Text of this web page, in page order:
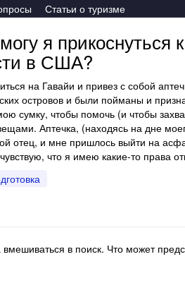
Статьи о туризме
я прикоснуться
в США?
на Гавайи и привез с собой
островов и были пойманы и
сумку, чтобы помочь (и чтобы
Аптечка, (находясь на дне
отец, и мне пришлось выйти на
что я имею какие-то права
в поиск. Что может